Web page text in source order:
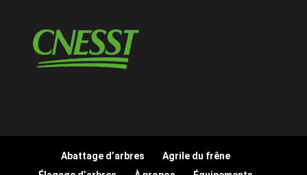
Abattage d’arbres
Agrile du frêne